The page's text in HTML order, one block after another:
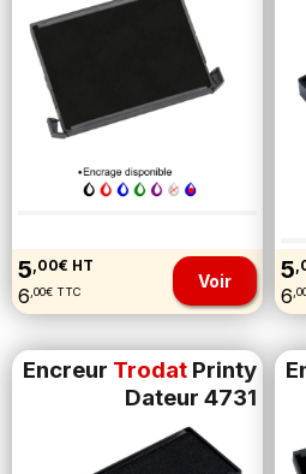
5 ,00€ HT
6 ,00€ TTC Voir 5
6
Encreur Trodat Printy
Dateur 4731